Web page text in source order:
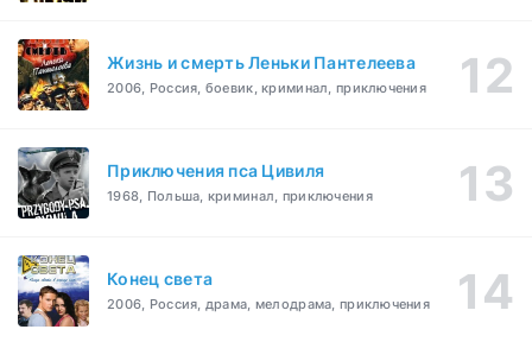
Жизнь и смерть Леньки Пантелеева
2006, Россия, боевик, криминал, приключения
Приключения пса Цивиля
1968, Польша, криминал, приключения
Конец света
2006, Россия, драма, мелодрама, приключения